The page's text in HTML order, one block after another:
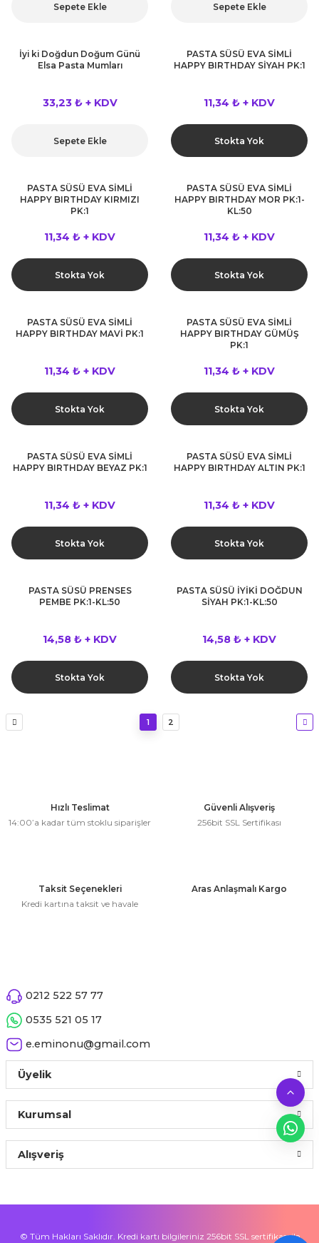
Sepete Ekle Sepete Ekle
İyi ki Doğdun Doğum Günü
Elsa Pasta Mumları
33,23 ₺ + KDV
Sepete Ekle
PASTA SÜSÜ EVA SİMLİ
HAPPY BIRTHDAY SİYAH PK:1
11,34 ₺ + KDV
Stokta Yok
PASTA SÜSÜ EVA SİMLİ
HAPPY BIRTHDAY KIRMIZI
PK:1
11,34 ₺ + KDV
Stokta Yok
PASTA SÜSÜ EVA SİMLİ
HAPPY BIRTHDAY MOR PK:1-
KL:50
11,34 ₺ + KDV
Stokta Yok
PASTA SÜSÜ EVA SİMLİ
HAPPY BIRTHDAY MAVİ PK:1
11,34 ₺ + KDV
Stokta Yok
PASTA SÜSÜ EVA SİMLİ
HAPPY BIRTHDAY GÜMÜŞ
PK:1
11,34 ₺ + KDV
Stokta Yok
PASTA SÜSÜ EVA SİMLİ
HAPPY BIRTHDAY BEYAZ PK:1
11,34 ₺ + KDV
Stokta Yok
PASTA SÜSÜ EVA SİMLİ
HAPPY BIRTHDAY ALTIN PK:1
11,34 ₺ + KDV
Stokta Yok
PASTA SÜSÜ PRENSES
PEMBE PK:1-KL:50
14,58 ₺ + KDV
Stokta Yok
PASTA SÜSÜ İYİKİ DOĞDUN
SİYAH PK:1-KL:50
14,58 ₺ + KDV
Stokta Yok
1 2
Hızlı Teslimat
14:00’a kadar tüm stoklu siparişler
Güvenli Alışveriş
256bit SSL Sertifikası
Taksit Seçenekleri
Kredi kartına taksit ve havale
Aras Anlaşmalı Kargo
0212 522 57 77
0535 521 05 17
e.eminonu@gmail.com
Üyelik
Kurumsal
Alışveriş
© Tüm Hakları Saklıdır. Kredi kartı bilgileriniz 256bit SSL sertifikası ile